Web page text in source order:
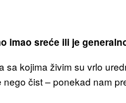
imao sreće ili je
kojima živim su vrlo
čist – ponekad nam